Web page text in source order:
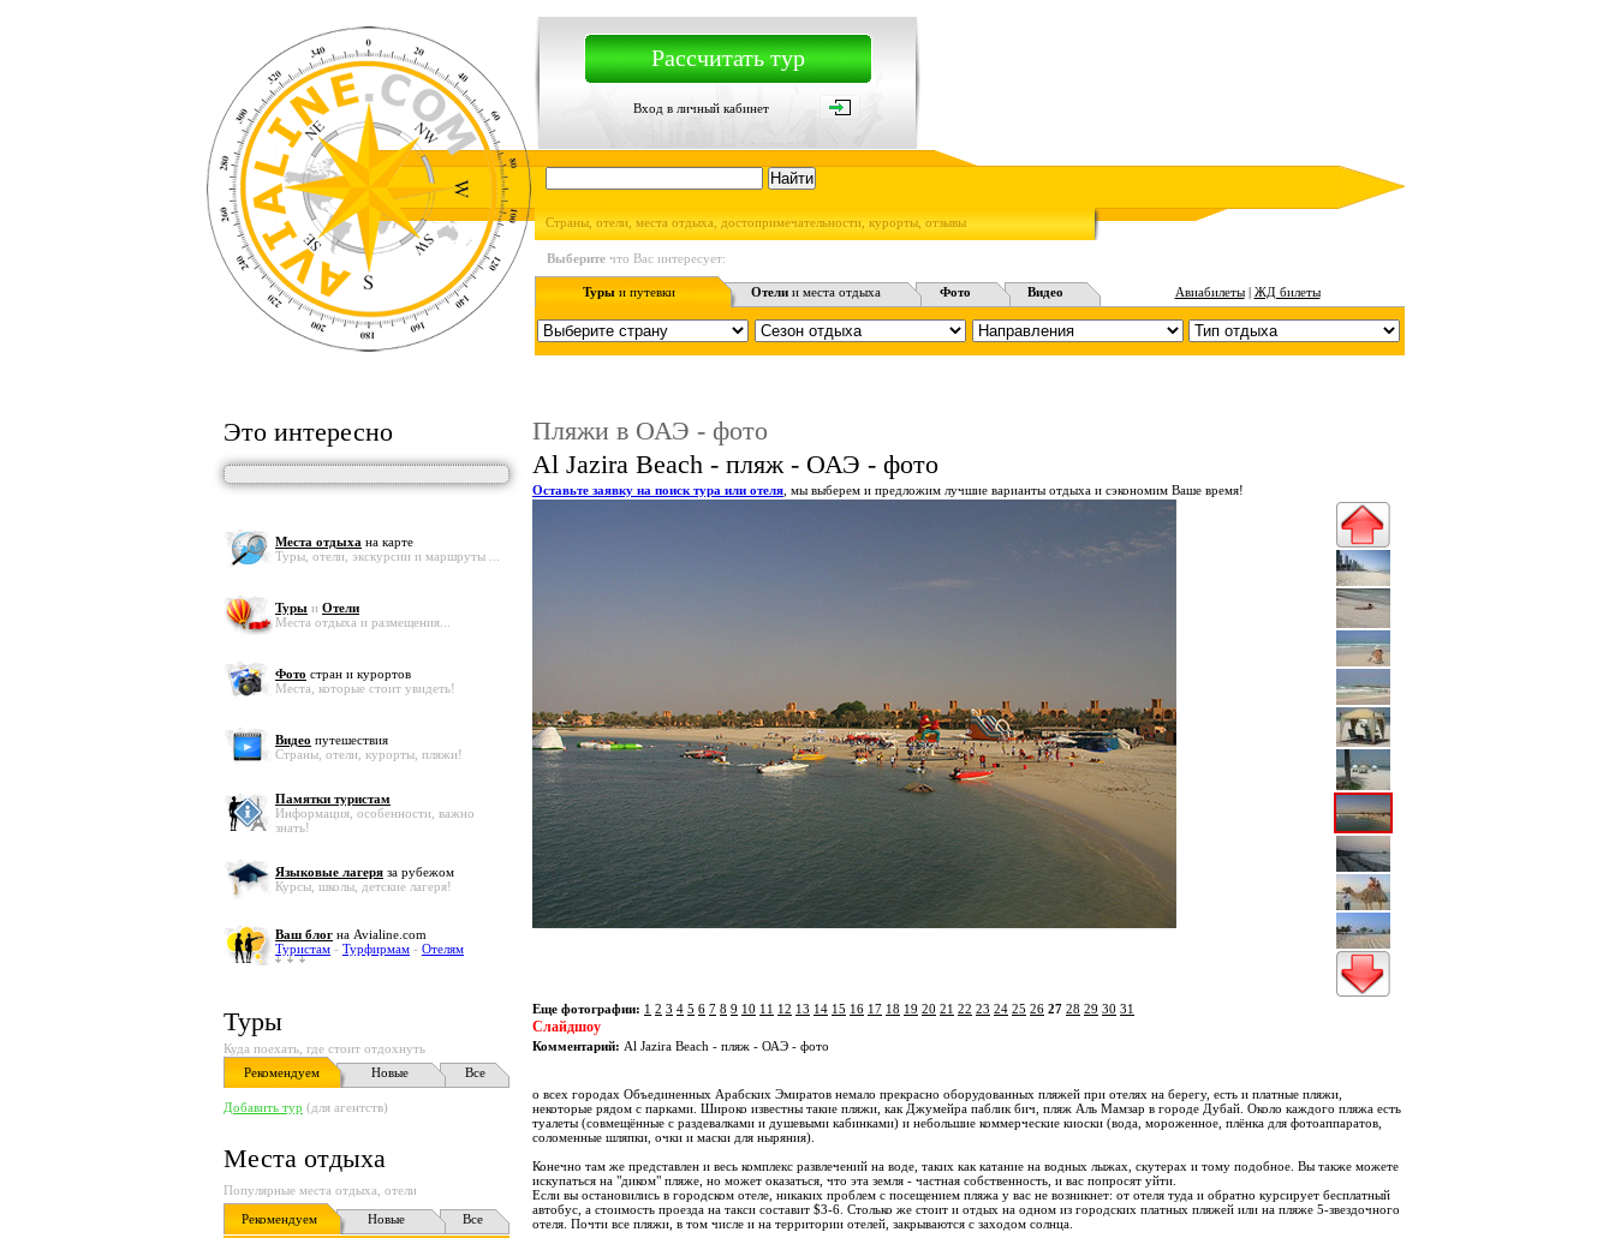
Рассчитать тур
Вход в личный кабинет
Страны, отели, места отдыха, достопримечательности, курорты, отзывы
Выберите что Вас интересует:
Турыи путевки Отели и места отдыха Фото Видео Авиабилеты| ЖД билеты
Это интересно
Места отдыха на карте
Туры, отели, экскурсии и маршруты ...
Туры и Отели
Места отдыха и размещения...
Фото стран и курортов
Места, которые стоит увидеть!
Видео путешествия
Страны, отели, курорты, пляжи!
Памятки туристам
Информация, особенности, важно
знать!
Языковые лагеря за рубежом
Курсы, школы, детские лагеря!
Ваш блог на Avialine.com
Туристам - Турфирмам - Отелям
Туры
Куда поехать, где стоит отдохнуть
Рекомендуем
Новые Все
Добавить тур (для агентств)
Места отдыха
Популярные места отдыха, отели
Рекомендуем
Новые
Все
Пляжи в ОАЭ - фото
Al Jazira Beach - пляж - ОАЭ - фото
Оставьте заявку на поиск тура или отеля , мы выберем и предложим лучшие варианты отдыха и сэкономим Ваше время!
Еще фотографии: 1 2 3 4 5 6 7 8 9 10 11 12 13 14 15 16 17 18 19 20 21 22 23 24 25 26 27 28 29 30 31
Слайдшоу
Комментарий: Al Jazira Beach - пляж - ОАЭ - фото
о всех городах Объединенных Арабских Эмиратов немало прекрасно оборудованных пляжей при отелях на берегу, есть и платные пляжи,
некоторые рядом с парками. Широко известны такие пляжи, как Джумейра паблик бич, пляж Аль Мамзар в городе Дубай. Около каждого пляжа есть
туалеты (совмещённые с раздевалками и душевыми кабинками) и небольшие коммерческие киоски (вода, мороженное, плёнка для фотоаппаратов,
соломенные шляпки, очки и маски для ныряния).
Конечно там же представлен и весь комплекс развлечений на воде, таких как катание на водных лыжах, скутерах и тому подобное. Вы также можете
искупаться на "диком" пляже, но может оказаться, что эта земля - частная собственность, и вас попросят уйти.
Если вы остановились в городском отеле, никаких проблем с посещением пляжа у вас не возникнет: от отеля туда и обратно курсирует бесплатный
автобус, а стоимость проезда на такси составит $3-6. Столько же стоит и отдых на одном из городских платных пляжей или на пляже 5-звездочного
отеля. Почти все пляжи, в том числе и на территории отелей, закрываются с заходом солнца.